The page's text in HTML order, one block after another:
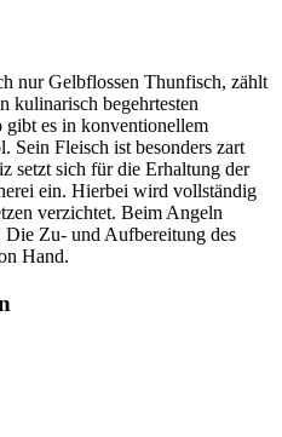
nur Gelbflossen Thunfisch, zählt
kulinarisch begehrtesten
es in konventionellem
Fleisch ist besonders zart
setzt sich für die Erhaltung der
ein. Hierbei wird vollständig
verzichtet. Beim Angeln
Zu- und Aufbereitung des
Hand.